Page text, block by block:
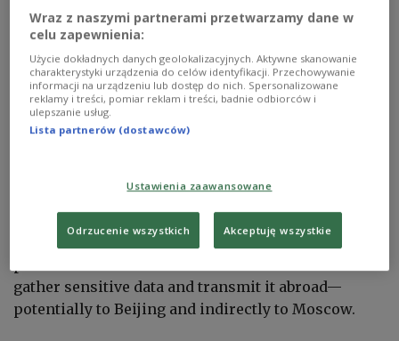
from 21 to 30 November 2025. EPA/MAST IRHAM
According to a report by the state-funded Center for
Eastern Studies (OSW), modern Chinese cars
gather sensitive data and transmit it abroad—
potentially to Beijing and indirectly to Moscow.
Wraz z naszymi partnerami przetwarzamy dane w
celu zapewnienia:
Użycie dokładnych danych geolokalizacyjnych. Aktywne skanowanie
charakterystyki urządzenia do celów identyfikacji. Przechowywanie
informacji na urządzeniu lub dostęp do nich. Spersonalizowane
reklamy i treści, pomiar reklam i treści, badnie odbiorców i
ulepszanie usług.
Lista partnerów (dostawców)
Ustawienia zaawansowane
Odrzucenie wszystkich Akceptuję wszystkie